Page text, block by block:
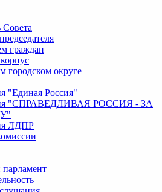
Совета
граждан
городском округе
"Единая Россия"
"СПРАВЕДЛИВАЯ РОССИЯ - ЗА
ЛДПР